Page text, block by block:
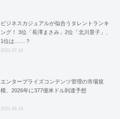
ビジネスカジュアルが似合うタレントランキ
ング！ 3位「長澤まさみ」2位「北川景子」、
1位は……？
2021.07.16
エンタープライズコンテンツ管理の市場規
模、2026年に377億米ドル到達予想
2021.09.24